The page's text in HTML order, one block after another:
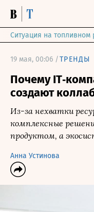
Ситуация на
19 мая, 00:06 /ТРЕНДЫ
Почему
создают
Из-за нехватки
комплексные
продуктом, а
Анна Устинова